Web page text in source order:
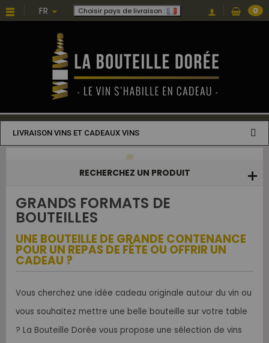
FR Choisir pays de livraison : 0
LIVRAISON VINS ET CADEAUX VINS
RECHERCHEZ UN PRODUIT
GRANDS FORMATS DE
BOUTEILLES
UNE BOUTEILLE DE GRANDE CONTENANCE
POUR UN REPAS DE FÊTE OU OFFRIR UN
CADEAU ?
Vous cherchez une idée cadeau originale autour du vin ou
vous souhaitez mettre une belle bouteille sur votre table
? La Bouteille Dorée vous propose une sélection de vins
Choisissez une valeur...